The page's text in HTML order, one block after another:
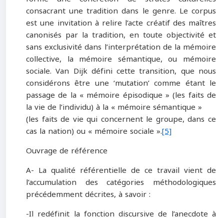
consacrant une tradition dans le genre. Le corpus
est une invitation à relire l’acte créatif des maîtres
canonisés par la tradition, en toute objectivité et
sans exclusivité dans l’interprétation de la mémoire
collective, la mémoire sémantique, ou mémoire
sociale. Van Dijk défini cette transition, que nous
considérons être une ‘mutation’ comme étant le
passage de la « mémoire épisodique » (les faits de
la vie de l’individu) à la « mémoire sémantique »
(les faits de vie qui concernent le groupe, dans ce
cas la nation) ou « mémoire sociale ».[5]
Ouvrage de référence
A- La qualité référentielle de ce travail vient de
l’accumulation des catégories méthodologiques
précédemment décrites, à savoir :
-Il redéfinit la fonction discursive de l’anecdote à